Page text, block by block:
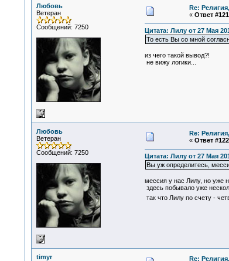
Любовь
Ветеран
Сообщений: 7250
Re:
« Ответ
Цитата: Лилу от 27 Мая
То есть Вы со мной
из чего такой вывод?!
не вижу логики...
Любовь
Ветеран
Сообщений: 7250
Re:
« Ответ
Цитата: Лилу от 27 Мая
Вы уж определитесь,
мессия у нас Лилу, но уже
здесь побывало уже
так что Лилу по счету -
timyr
Re: